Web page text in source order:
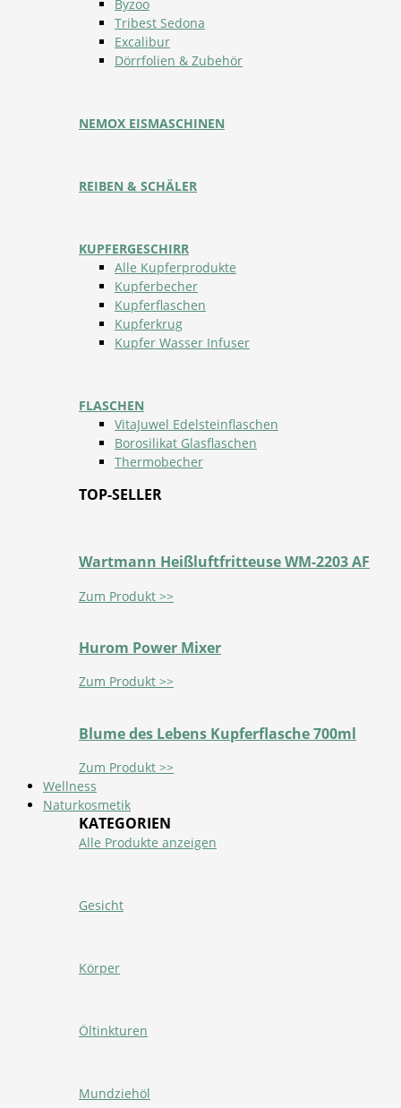
Byzoo
Tribest Sedona
Excalibur
Dörrfolien & Zubehör
NEMOX EISMASCHINEN
REIBEN & SCHÄLER
KUPFERGESCHIRR
Alle Kupferprodukte
Kupferbecher
Kupferflaschen
Kupferkrug
Kupfer Wasser Infuser
FLASCHEN
VitaJuwel Edelsteinflaschen
Borosilikat Glasflaschen
Thermobecher
TOP-SELLER
Wartmann Heißluftfritteuse WM-2203 AF
Zum Produkt >>
Hurom Power Mixer
Zum Produkt >>
Blume des Lebens Kupferflasche 700ml
Zum Produkt >>
Wellness
Naturkosmetik
KATEGORIEN
Alle Produkte anzeigen
Gesicht
Körper
Öltinkturen
Mundziehöl